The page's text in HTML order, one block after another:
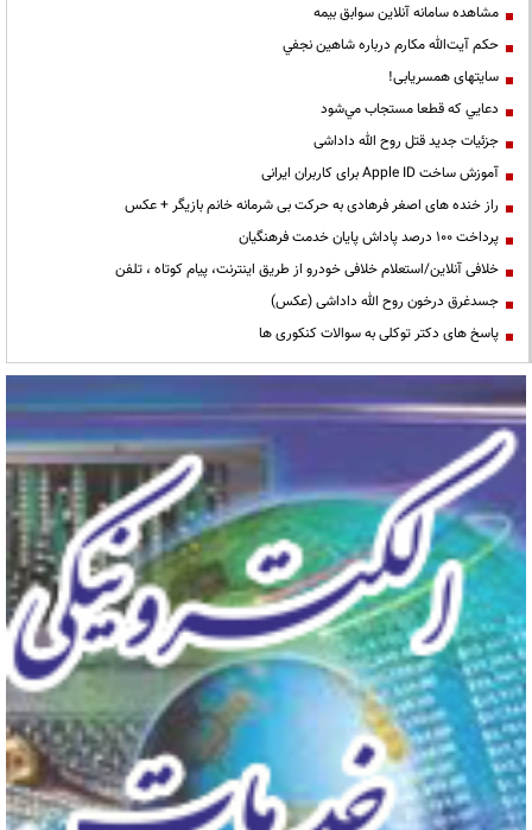
مشاهده سامانه آنلاين سوابق بیمه
حكم آيت‌الله مكارم درباره شاهين نجفي
سایتهای همسریابی!
دعايي كه قطعا مستجاب مي‌شود
جزئیات جدید قتل روح الله داداشی
آموزش ساخت Apple ID برای کاربران ایرانی
راز خنده های اصغر فرهادی به حرکت بی شرمانه خانم بازیگر + عکس
پرداخت ۱۰۰ درصد پاداش پایان خدمت فرهنگیان
خلافی آنلاین/استعلام خلافی خودرو از طریق اینترنت، پیام کوتاه ، تلفن
جسدغرق درخون روح الله داداشی (عکس)
پاسخ های دکتر توکلی به سوالات کنکوری ها